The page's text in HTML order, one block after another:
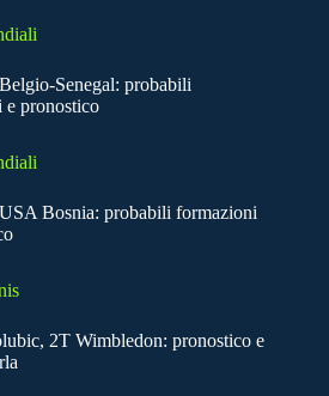
Senegal: probabili
e pronostico
Bosnia: probabili formazioni
2T Wimbledon: pronostico e